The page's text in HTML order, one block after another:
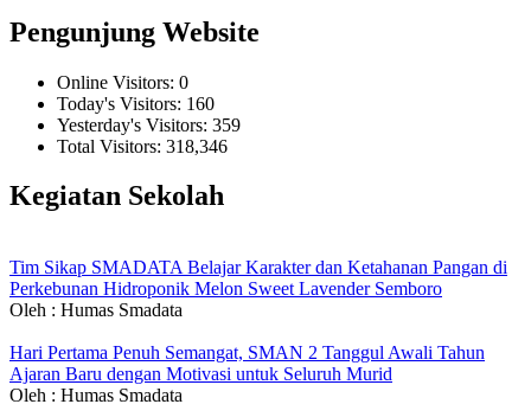
Pengunjung Website
Online Visitors: 0
Today's Visitors: 160
Yesterday's Visitors: 359
Total Visitors: 318,346
Kegiatan Sekolah
Tim Sikap SMADATA Belajar Karakter dan Ketahanan Pangan di
Perkebunan Hidroponik Melon Sweet Lavender Semboro
Oleh : Humas Smadata
Hari Pertama Penuh Semangat, SMAN 2 Tanggul Awali Tahun
Ajaran Baru dengan Motivasi untuk Seluruh Murid
Oleh : Humas Smadata